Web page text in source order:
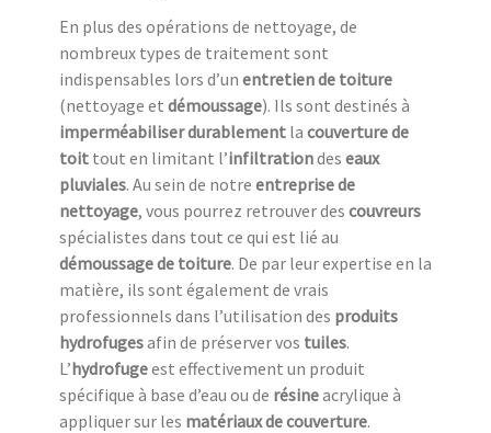
En plus des opérations de nettoyage, de
nombreux types de traitement sont
indispensables lors d’un entretien de toiture
(nettoyage et démoussage). Ils sont destinés à
imperméabiliser durablement la couverture de
toit tout en limitant l’infiltrationdes eaux
pluviales. Au sein de notre entreprise de
nettoyage, vous pourrez retrouver des couvreurs
spécialistes dans tout ce qui est lié au
démoussage de toiture. De par leur expertise en la
matière, ils sont également de vrais
professionnels dans l’utilisation des produits
hydrofugesafin de préserver vos tuiles.
L’hydrofugeest effectivement un produit
spécifique à base d’eau ou de résineacrylique à
appliquer sur les matériaux de couverture.